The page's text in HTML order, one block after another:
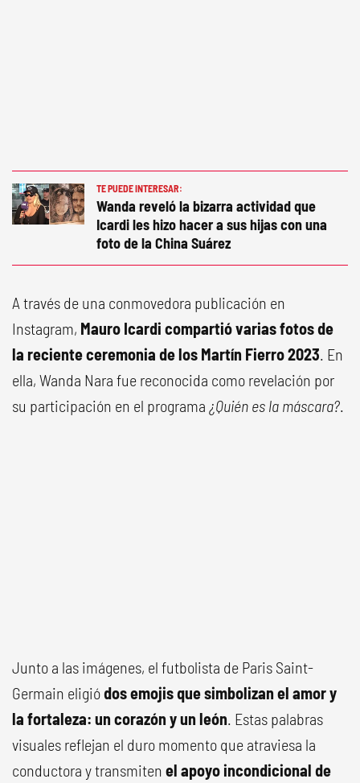
TE PUEDE INTERESAR:
Wanda reveló la bizarra actividad que
Icardi les hizo hacer a sus hijas con una
foto de la China Suárez
A través de una conmovedora publicación en
Instagram, Mauro Icardi compartió varias fotos de
la reciente ceremonia de los Martín Fierro 2023. En
ella, Wanda Nara fue reconocida como revelación por
su participación en el programa ¿Quién es la máscara?.
Junto a las imágenes, el futbolista de Paris Saint-
Germain eligiódos emojis que simbolizan el amor y
la fortaleza: un corazón y un león. Estas palabras
visuales reflejan el duro momento que atraviesa la
conductora y transmiten el apoyo incondicional de